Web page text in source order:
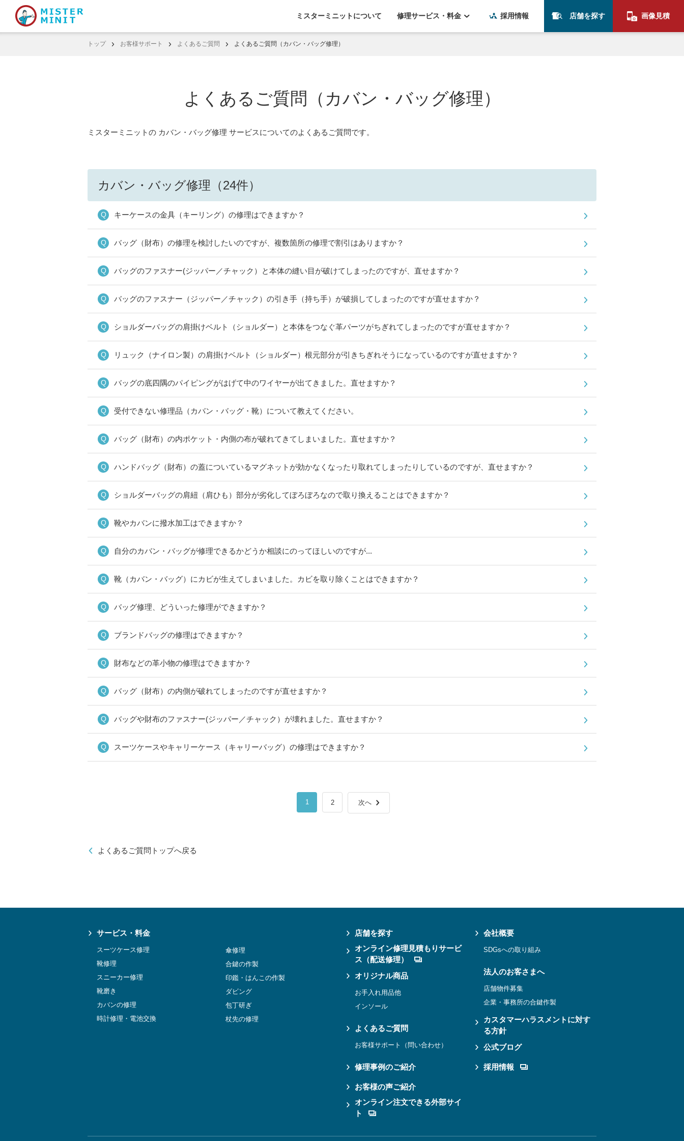
ミスターミニットについて 修理サービス・料金 採用情報 店舗を探す 画像見積
トップ お客様サポート よくあるご質問 よくあるご質問（カバン・バッグ修理）
よくあるご質問（カバン・バッグ修理）
ミスターミニットの カバン・バッグ修理 サービスについてのよくあるご質問です。
カバン・バッグ修理（24件）
キーケースの金具（キーリング）の修理はできますか？
バッグ（財布）の修理を検討したいのですが、複数箇所の修理で割引はありますか？
バッグのファスナー(ジッパー／チャック）と本体の縫い目が破けてしまったのですが、直せますか？
バッグのファスナー（ジッパー／チャック）の引き手（持ち手）が破損してしまったのですが直せますか？
ショルダーバッグの肩掛けベルト（ショルダー）と本体をつなぐ革パーツがちぎれてしまったのですが直せますか？
リュック（ナイロン製）の肩掛けベルト（ショルダー）根元部分が引きちぎれそうになっているのですが直せますか？
バッグの底四隅のパイピングがはげて中のワイヤーが出てきました。直せますか？
受付できない修理品（カバン・バッグ・靴）について教えてください。
バッグ（財布）の内ポケット・内側の布が破れてきてしまいました。直せますか？
ハンドバッグ（財布）の蓋についているマグネットが効かなくなったり取れてしまったりしているのですが、直せますか？
ショルダーバッグの肩紐（肩ひも）部分が劣化してぼろぼろなので取り換えることはできますか？
靴やカバンに撥水加工はできますか？
自分のカバン・バッグが修理できるかどうか相談にのってほしいのですが...
靴（カバン・バッグ）にカビが生えてしまいました。カビを取り除くことはできますか？
バッグ修理、どういった修理ができますか？
ブランドバッグの修理はできますか？
財布などの革小物の修理はできますか？
バッグ（財布）の内側が破れてしまったのですが直せますか？
バッグや財布のファスナー(ジッパー／チャック）が壊れました。直せますか？
スーツケースやキャリーケース（キャリーバッグ）の修理はできますか？
1 2 次へ
よくあるご質問トップへ戻る
サービス・料金
スーツケース修理
靴修理
スニーカー修理
靴磨き
カバンの修理
時計修理・電池交換
傘修理
合鍵の作製
印鑑・はんこの作製
ダビング
包丁研ぎ
杖先の修理
店舗を探す
オンライン修理見積もりサービ
ス（配送修理）
オリジナル商品
お手入れ用品他
インソール
よくあるご質問
お客様サポート（問い合わせ）
修理事例のご紹介
お客様の声ご紹介
オンライン注文できる外部サイ
ト
会社概要
SDGsへの取り組み
法人のお客さまへ
店舗物件募集
企業・事務所の合鍵作製
カスタマーハラスメントに対す
る方針
公式ブログ
採用情報